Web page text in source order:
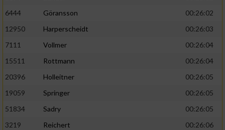
6444
Göransson
00:26:02
12950
Harperscheidt
00:26:03
7111
Vollmer
00:26:04
15511
Rottmann
00:26:04
20396
Holleitner
00:26:05
19059
Springer
00:26:05
51834
Sadry
00:26:05
3219
Reichert
00:26:06